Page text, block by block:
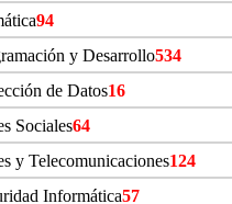
94
y Desarrollo534
de Datos16
Sociales64
y Telecomunicaciones124
Informática57